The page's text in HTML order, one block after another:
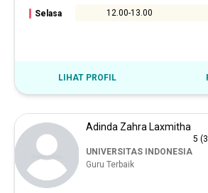
Selasa 12.00-13.00
LIHAT PROFIL
Adinda Zahra Laxmitha
5
UNIVERSITAS INDONESIA
Guru Terbaik